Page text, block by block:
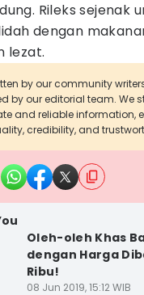
Rileks sejenak
dengan
lezat.
by our community
by our editorial team. We
and reliable information,
credibility, and
Oleh-oleh Khas
dengan Harga
Ribu!
08 Jun 2019, 15:12 WIB